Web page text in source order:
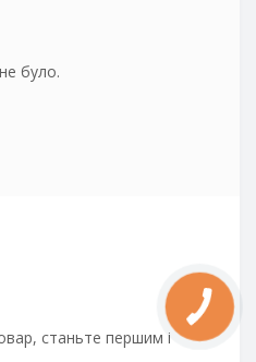
було.
станьте першим і